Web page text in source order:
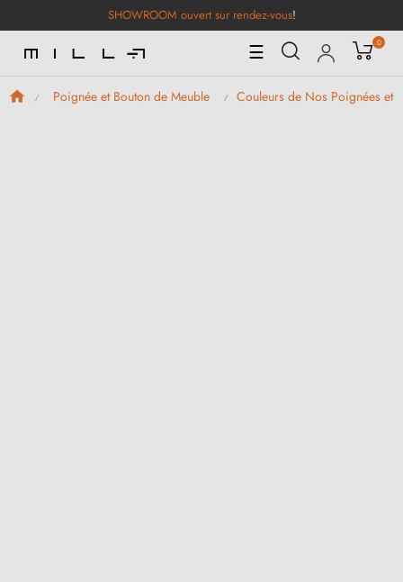
SHOWROOM ouvert sur rendez-vous!
Basculer
la
navigation
☰ 0
Poignée et Bouton de Meuble Couleurs de Nos Poignées et